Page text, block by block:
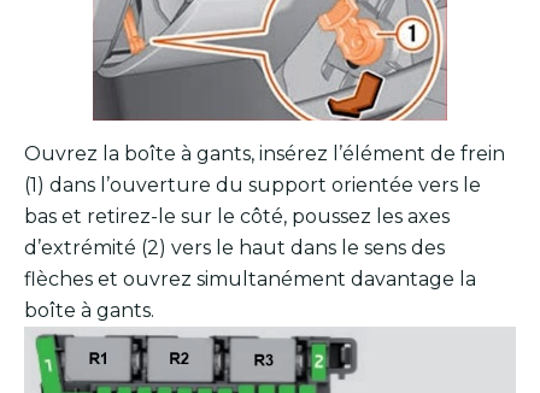
Ouvrez la boîte à gants, insérez l’élément de frein
(1) dans l’ouverture du support orientée vers le
bas et retirez-le sur le côté, poussez les axes
d’extrémité (2) vers le haut dans le sens des
flèches et ouvrez simultanément davantage la
boîte à gants.